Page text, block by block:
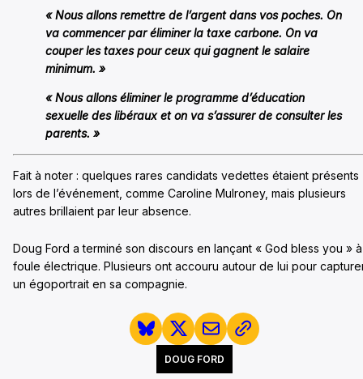
« Nous allons remettre de l’argent dans vos poches. On
va commencer par éliminer la taxe carbone. On va
couper les taxes pour ceux qui gagnent le salaire
minimum. »
« Nous allons éliminer le programme d’éducation
sexuelle des libéraux et on va s’assurer de consulter les
parents. »
Fait à noter : quelques rares candidats vedettes étaient présents
lors de l’événement, comme Caroline Mulroney, mais plusieurs
autres brillaient par leur absence.
Doug Ford a terminé son discours en lançant « God bless you »
foule électrique. Plusieurs ont accouru autour de lui pour
un égoportrait en sa compagnie.
DOUG FORD